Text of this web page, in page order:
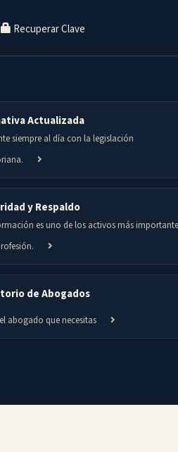
Recuperar Clave
Actualizada
siempre al día con la legislación
y Respaldo
es uno de los activos más
de Abogados
abogado que necesitas